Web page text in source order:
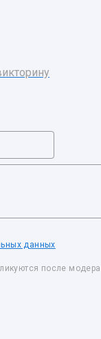
данных
после